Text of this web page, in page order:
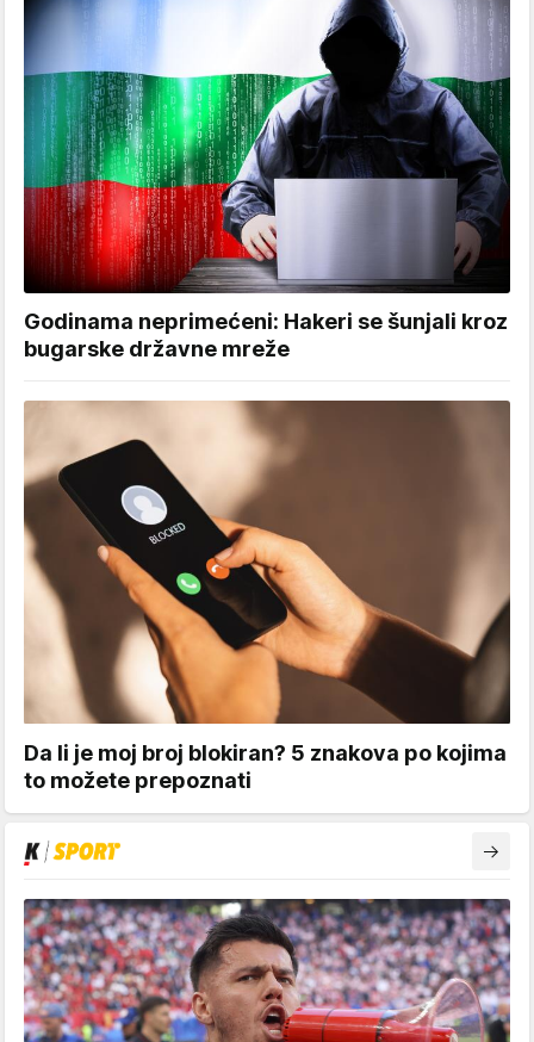
Godinama neprimećeni: Hakeri se šunjali kroz
bugarske državne mreže
Da li je moj broj blokiran? 5 znakova po kojima
to možete prepoznati